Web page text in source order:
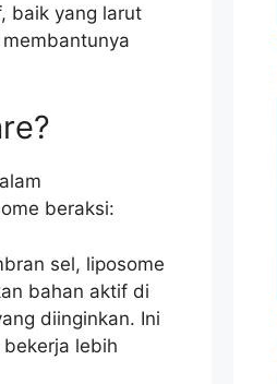
baik yang larut
beraksi:
sel, liposome
bahan aktif di
diinginkan. Ini
lebih